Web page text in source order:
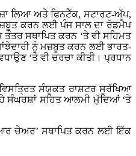
ਲਿਆ ਅਤੇ ਫਿਨਟੈੱਕ, ਸਟਾਰਟ-ਅੱਪ,
ਕਰਨ ਲਈ ਪੰਜ ਸਾਲ ਦਾ ਰੋਡਮੈਪ
ਸਥਾਪਿਤ ਕਰਨ ‘ਤੇ ਵੀ ਸਹਿਮਤ
ਨੂੰ ਮਜ਼ਬੂਤ ਕਰਨ ਲਈ ਭਾਰਤ-
‘ਤੇ ਵੀ ਚਰਚਾ ਕੀਤੀ। ਪ੍ਰਧਾਨ
ਸੰਯੁਕਤ ਰਾਸ਼ਟਰ ਸੁਰੱਖਿਆ
ਸੰਘਰਸ਼ਾਂ ਸਹਿਤ ਆਲਮੀ ਮੁੱਦਿਆਂ ‘ਤੇ
ਚੇਅਰ’ ਸਥਾਪਿਤ ਕਰਨ ਲਈ ਇੱਕ